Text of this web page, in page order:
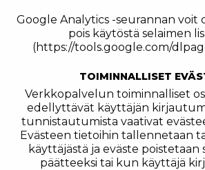
Google Analytics -seurannan voit
pois käytöstä selaimen
(https://tools.google.com/
TOIMINNALLISET
Verkkopalvelun toiminnalliset
edellyttävät käyttäjän
tunnistautumista vaativat
Evästeen tietoihin tallennetaan
käyttäjästä ja eväste poistetaan
päätteeksi tai kun käyttäjä